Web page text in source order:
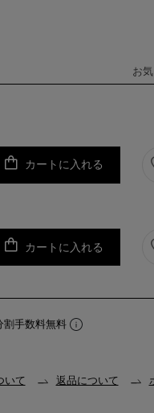
お
カートに入れる
カートに入れる
割手数料無料
いて 返品について